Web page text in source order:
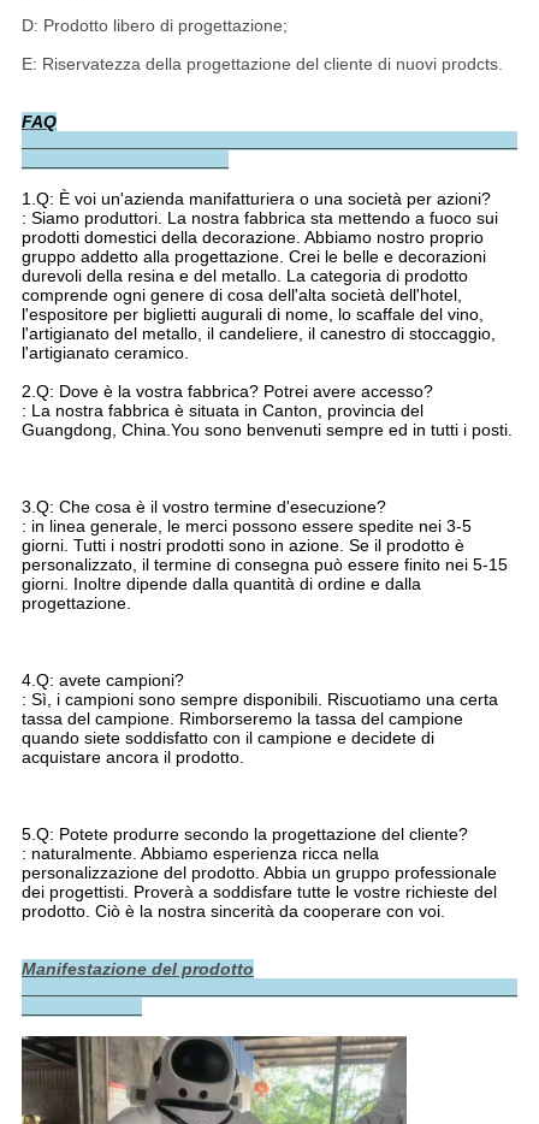
D: Prodotto libero di progettazione;
E: Riservatezza della progettazione del cliente di nuovi prodcts.
FAQ
1.Q: È voi un'azienda manifatturiera o una società per azioni?
: Siamo produttori. La nostra fabbrica sta mettendo a fuoco sui
prodotti domestici della decorazione. Abbiamo nostro proprio
gruppo addetto alla progettazione. Crei le belle e decorazioni
durevoli della resina e del metallo. La categoria di prodotto
comprende ogni genere di cosa dell'alta società dell'hotel,
l'espositore per biglietti augurali di nome, lo scaffale del vino,
l'artigianato del metallo, il candeliere, il canestro di stoccaggio,
l'artigianato ceramico.
2.Q: Dove è la vostra fabbrica? Potrei avere accesso?
: La nostra fabbrica è situata in Canton, provincia del
Guangdong, China.You sono benvenuti sempre ed in tutti i posti.
3.Q: Che cosa è il vostro termine d'esecuzione?
: in linea generale, le merci possono essere spedite nei 3-5
giorni. Tutti i nostri prodotti sono in azione. Se il prodotto è
personalizzato, il termine di consegna può essere finito nei 5-15
giorni. Inoltre dipende dalla quantità di ordine e dalla
progettazione.
4.Q: avete campioni?
: Sì, i campioni sono sempre disponibili. Riscuotiamo una certa
tassa del campione. Rimborseremo la tassa del campione
quando siete soddisfatto con il campione e decidete di
acquistare ancora il prodotto.
5.Q: Potete produrre secondo la progettazione del cliente?
: naturalmente. Abbiamo esperienza ricca nella
personalizzazione del prodotto. Abbia un gruppo professionale
dei progettisti. Proverà a soddisfare tutte le vostre richieste del
prodotto. Ciò è la nostra sincerità da cooperare con voi.
Manifestazione del prodotto